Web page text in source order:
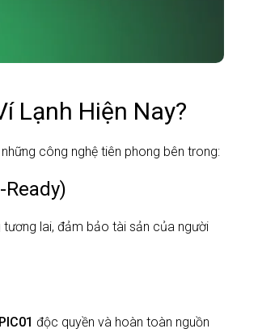
Lạnh Hiện Nay?
công nghệ tiên phong bên trong:
lai, đảm bảo tài sản của người
độc quyền và hoàn toàn nguồn